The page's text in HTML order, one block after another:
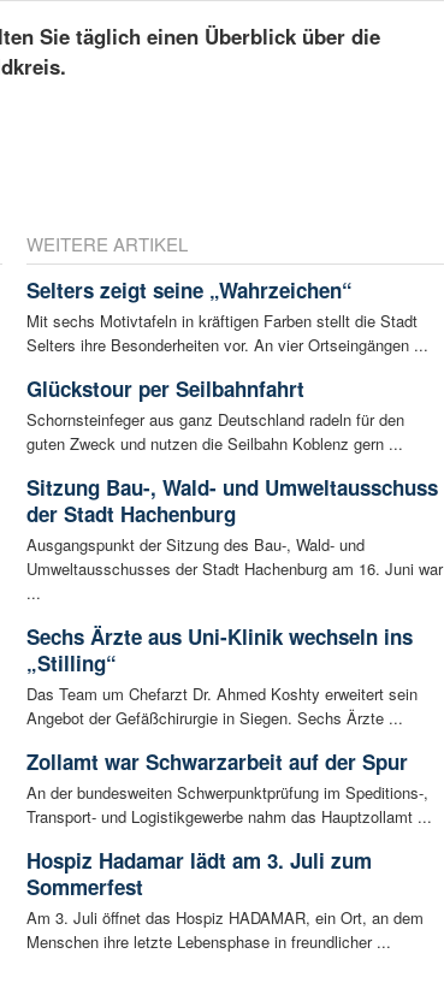
Sie täglich einen Überblick über die
WEITERE ARTIKEL
Selters zeigt seine „Wahrzeichen“
Mit sechs Motivtafeln in kräftigen Farben stellt die Stadt
Selters ihre Besonderheiten vor. An vier Ortseingängen ...
Glückstour per Seilbahnfahrt
Schornsteinfeger aus ganz Deutschland radeln für den
guten Zweck und nutzen die Seilbahn Koblenz gern ...
Sitzung Bau-, Wald- und Umweltausschuss
der Stadt Hachenburg
Ausgangspunkt der Sitzung des Bau-, Wald- und
Umweltausschusses der Stadt Hachenburg am 16. Juni war
...
Sechs Ärzte aus Uni-Klinik wechseln ins
„Stilling“
Das Team um Chefarzt Dr. Ahmed Koshty erweitert sein
Angebot der Gefäßchirurgie in Siegen. Sechs Ärzte ...
Zollamt war Schwarzarbeit auf der Spur
An der bundesweiten Schwerpunktprüfung im Speditions-,
Transport- und Logistikgewerbe nahm das Hauptzollamt ...
Hospiz Hadamar lädt am 3. Juli zum
Sommerfest
Am 3. Juli öffnet das Hospiz HADAMAR, ein Ort, an dem
Menschen ihre letzte Lebensphase in freundlicher ...